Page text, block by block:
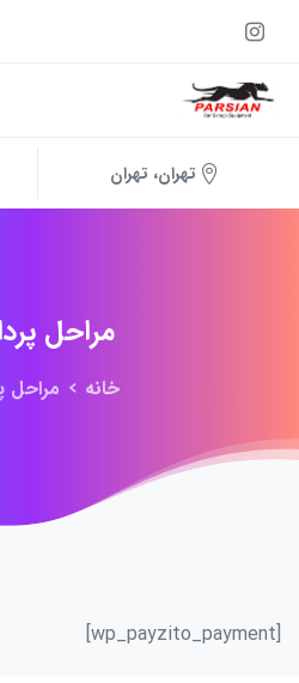
تهران، تهران
مراحل
خانه مراحل
[wp_payzito_payment]